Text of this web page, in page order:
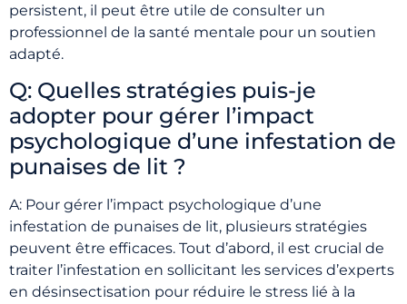
persistent, il peut être utile de consulter un
professionnel de la santé mentale pour un soutien
adapté.
Q: Quelles stratégies puis-je
adopter pour gérer l’impact
psychologique d’une infestation de
punaises de lit ?
A: Pour gérer l’impact psychologique d’une
infestation de punaises de lit, plusieurs stratégies
peuvent être efficaces. Tout d’abord, il est crucial de
traiter l’infestation en sollicitant les services d’experts
en désinsectisation pour réduire le stress lié à la